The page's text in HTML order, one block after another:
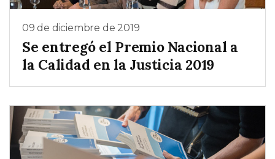
09 de diciembre de 2019
Se entregó el Premio Nacional a
la Calidad en la Justicia 2019